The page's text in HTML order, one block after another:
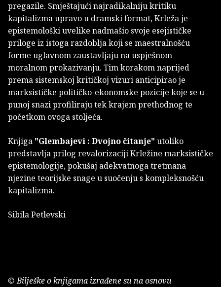
pregazile. Smještajući najradikalniju kritiku
kapitalizma upravo u dramski format, Krleža je
epistemološki uvelike nadmašio svoje esejističke
priloge iz istoga razdoblja koji se maestralnošću
forme uglavnom zaustavljaju na uspješnom
moralnom prokazivanju. Tim korakom naprijed
prema sistemskoj kritičkoj vizuri anticipirao je
marksističke političko-ekonomske pozicije koje se u
punoj snazi profiliraju tek krajem prethodnog te
početkom ovoga stoljeća.
Knjiga "Glembajevi : Dvojno čitanje" utoliko
predstavlja prilog revalorizaciji Krležine marksističke
epistemologije, pokušaj adekvatnoga tretmana
njezine teorijske snage u suočenju s kompleksnošću
kapitalizma.
Sibila Petlevski
© Bilješke o knjigama izrađene su na osnovu